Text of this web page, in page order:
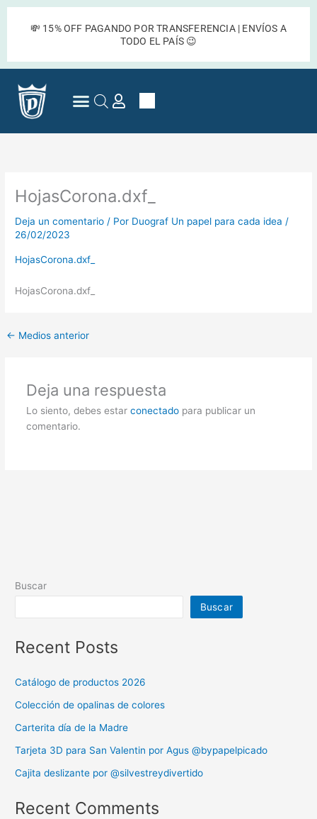
💸 15% OFF PAGANDO POR TRANSFERENCIA | ENVÍOS A
TODO EL PAÍS 😉
Cart
HojasCorona.dxf_
Deja un comentario / Por Duograf Un papel para cada idea /
26/02/2023
HojasCorona.dxf_
HojasCorona.dxf_
← Medios anterior
Deja una respuesta
Lo siento, debes estar conectadopara publicar un
comentario.
Buscar
Buscar
Recent Posts
Catálogo de productos 2026
Colección de opalinas de colores
Carterita día de la Madre
Tarjeta 3D para San Valentin por Agus @bypapelpicado
Cajita deslizante por @silvestreydivertido
Recent Comments